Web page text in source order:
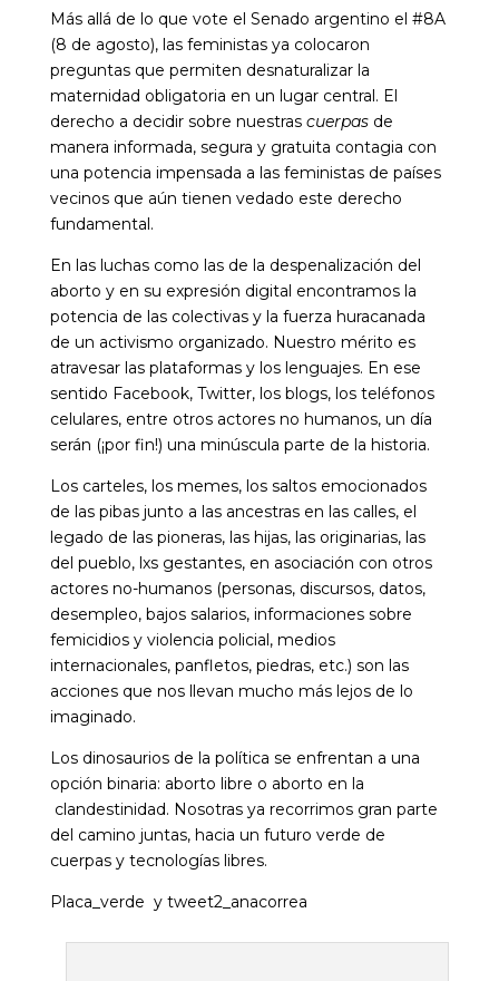
Más allá de lo que vote el Senado argentino el #8A
(8 de agosto), las feministas ya colocaron
preguntas que permiten desnaturalizar la
maternidad obligatoria en un lugar central. El
derecho a decidir sobre nuestras cuerpasde
manera informada, segura y gratuita contagia con
una potencia impensada a las feministas de países
vecinos que aún tienen vedado este derecho
fundamental.
En las luchas como las de la despenalización del
aborto y en su expresión digital encontramos la
potencia de las colectivas y la fuerza huracanada
de un activismo organizado. Nuestro mérito es
atravesar las plataformas y los lenguajes. En ese
sentido Facebook, Twitter, los blogs, los teléfonos
celulares, entre otros actores no humanos, un día
serán (¡por fin!) una minúscula parte de la historia.
Los carteles, los memes, los saltos emocionados
de las pibas junto a las ancestras en las calles, el
legado de las pioneras, las hijas, las originarias, las
del pueblo, lxs gestantes, en asociación con otros
actores no-humanos (personas, discursos, datos,
desempleo, bajos salarios, informaciones sobre
femicidios y violencia policial, medios
internacionales, panfletos, piedras, etc.) son las
acciones que nos llevan mucho más lejos de lo
imaginado.
Los dinosaurios de la política se enfrentan a una
opción binaria: aborto libre o aborto en la
clandestinidad. Nosotras ya recorrimos gran parte
del camino juntas, hacia un futuro verde de
cuerpas y tecnologías libres.
Placa_verde y tweet2_anacorrea